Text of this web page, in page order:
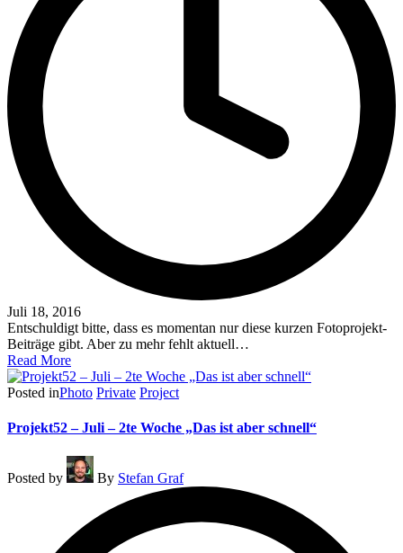
Juli 18, 2016
Entschuldigt bitte, dass es momentan nur diese kurzen Fotoprojekt-
Beiträge gibt. Aber zu mehr fehlt aktuell…
Read More
Posted inPhoto Private Project
Projekt52 – Juli – 2te Woche „Das ist aber schnell“
Posted by By Stefan Graf